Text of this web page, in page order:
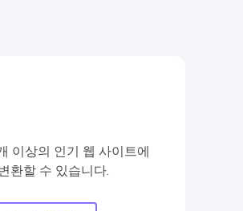
이상의 인기 웹 사이트에
환할 수 있습니다.